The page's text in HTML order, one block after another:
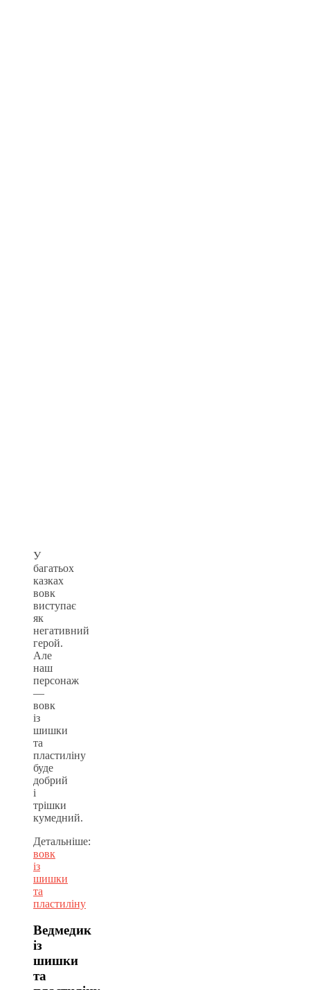
У
багатьох
казках
вовк
виступає
як
негативний
герой.
Але
наш
персонаж
—
вовк
із
шишки
та
пластиліну
буде
добрий
і
трішки
кумедний.
Детальніше:
вовк
із
шишки
та
пластиліну
Ведмедик
із
шишки
та